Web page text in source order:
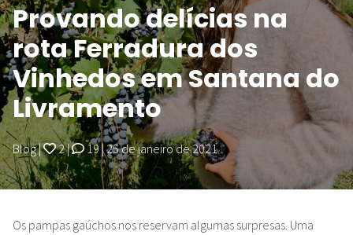
Provando delícias na
rota Ferradura dos
Vinhedos em Santana do
Livramento
Blog| 2| 19 |25 de janeiro de 2021
Os pampas gaúchos nos reservam algumas surpresas. Uma